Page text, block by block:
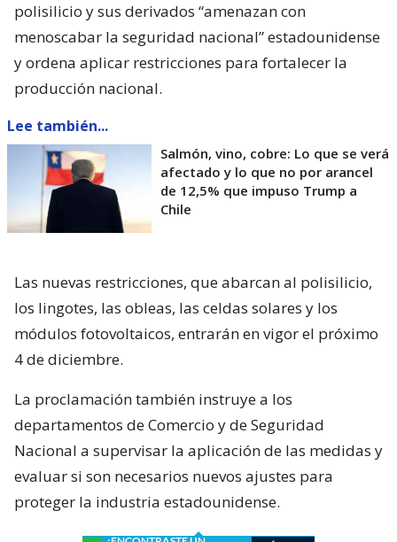
polisilicio y sus derivados “amenazan con
menoscabar la seguridad nacional” estadounidense
y ordena aplicar restricciones para fortalecer la
producción nacional.
Lee también...
Salmón, vino, cobre: Lo que se verá
afectado y lo que no por arancel
de 12,5% que impuso Trump a
Chile
Las nuevas restricciones, que abarcan al polisilicio,
los lingotes, las obleas, las celdas solares y los
módulos fotovoltaicos, entrarán en vigor el próximo
4 de diciembre.
La proclamación también instruye a los
departamentos de Comercio y de Seguridad
Nacional a supervisar la aplicación de las medidas y
evaluar si son necesarios nuevos ajustes para
proteger la industria estadounidense.